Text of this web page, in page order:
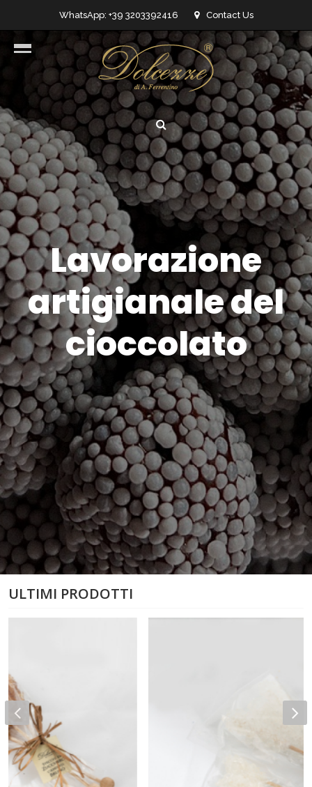
WhatsApp: +39 3203392416 Contact Us
info@dolcezzedicioccolato.it
Lavorazione
artigianale del
cioccolato
ULTIMI PRODOTTI